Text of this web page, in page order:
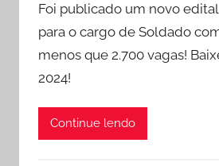
Foi publicado um novo
para o cargo de Soldado
menos que 2.700 vagas!
2024!
Continue lendo